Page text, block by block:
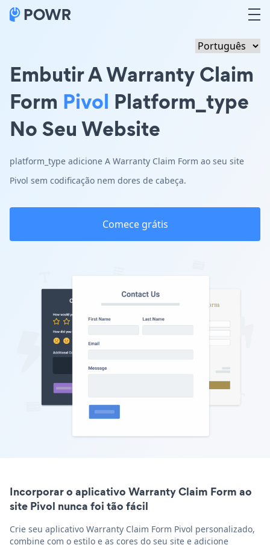
Embutir A Warranty Claim
Form Pivol Platform_type
No Seu Website
platform_type adicione A Warranty Claim Form ao seu site
Pivol sem codificação nem dores de cabeça.
Comece grátis
Incorporar o aplicativo Warranty Claim Form ao
site Pivol nunca foi tão fácil
Crie seu aplicativo Warranty Claim Form Pivol personalizado,
combine com o estilo e as cores do seu site e adicione